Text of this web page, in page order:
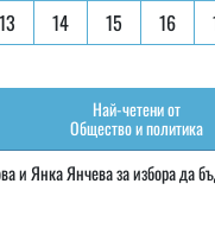
13 14 15 16
Най-четени от
Общество и политика
и Янка Янчева за избора да